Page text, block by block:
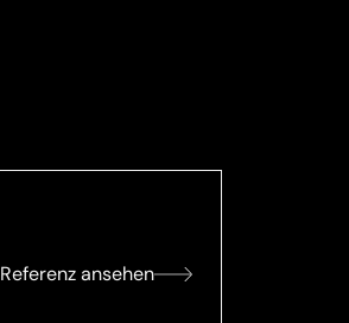
Referenz ansehen